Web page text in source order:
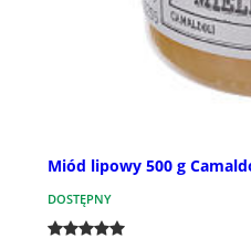
Miód lipowy 500 g
DOSTĘPNY